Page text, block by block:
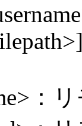
：